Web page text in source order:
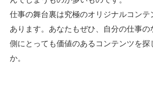
仕事の舞台裏は究極のオリジナルコンテ
あります。あなたもぜひ、自分の仕事の
側にとっても価値のあるコンテンツを探
か。